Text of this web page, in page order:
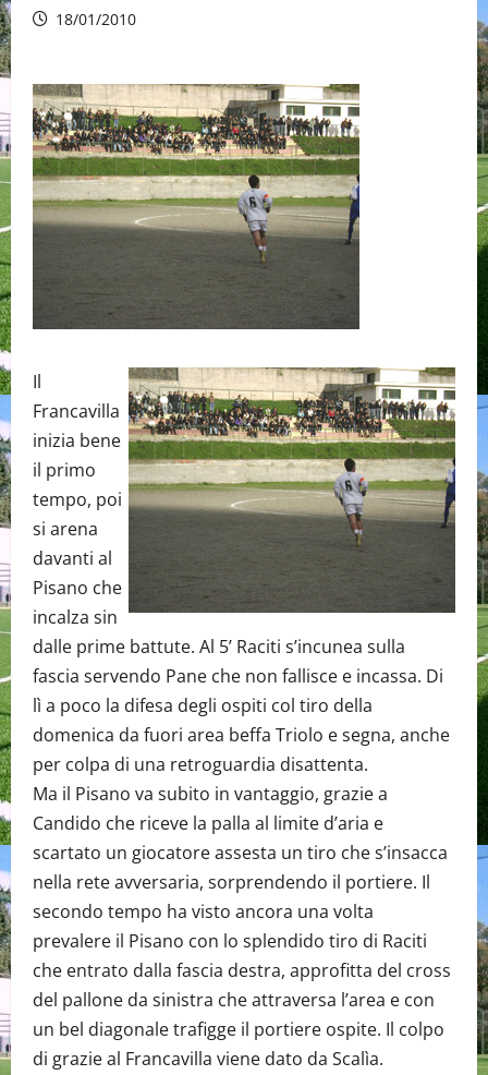
18/01/2010
Il
Francavilla
inizia bene
il primo
tempo, poi
si arena
davanti al
Pisano che
incalza sin
dalle prime battute. Al 5’ Raciti s’incunea sulla
fascia servendo Pane che non fallisce e incassa. Di
lì a poco la difesa degli ospiti col tiro della
domenica da fuori area beffa Triolo e segna, anche
per colpa di una retroguardia disattenta.
Ma il Pisano va subito in vantaggio, grazie a
Candido che riceve la palla al limite d’aria e
scartato un giocatore assesta un tiro che s’insacca
nella rete avversaria, sorprendendo il portiere. Il
secondo tempo ha visto ancora una volta
prevalere il Pisano con lo splendido tiro di Raciti
che entrato dalla fascia destra, approfitta del cross
del pallone da sinistra che attraversa l’area e con
un bel diagonale trafigge il portiere ospite. Il colpo
di grazie al Francavilla viene dato da Scalìa.